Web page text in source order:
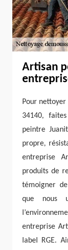
Artisan
Pour
34140,
peintre
propre,
entreprise
produits de
témoigner
que nous
entreprise
label RGE.